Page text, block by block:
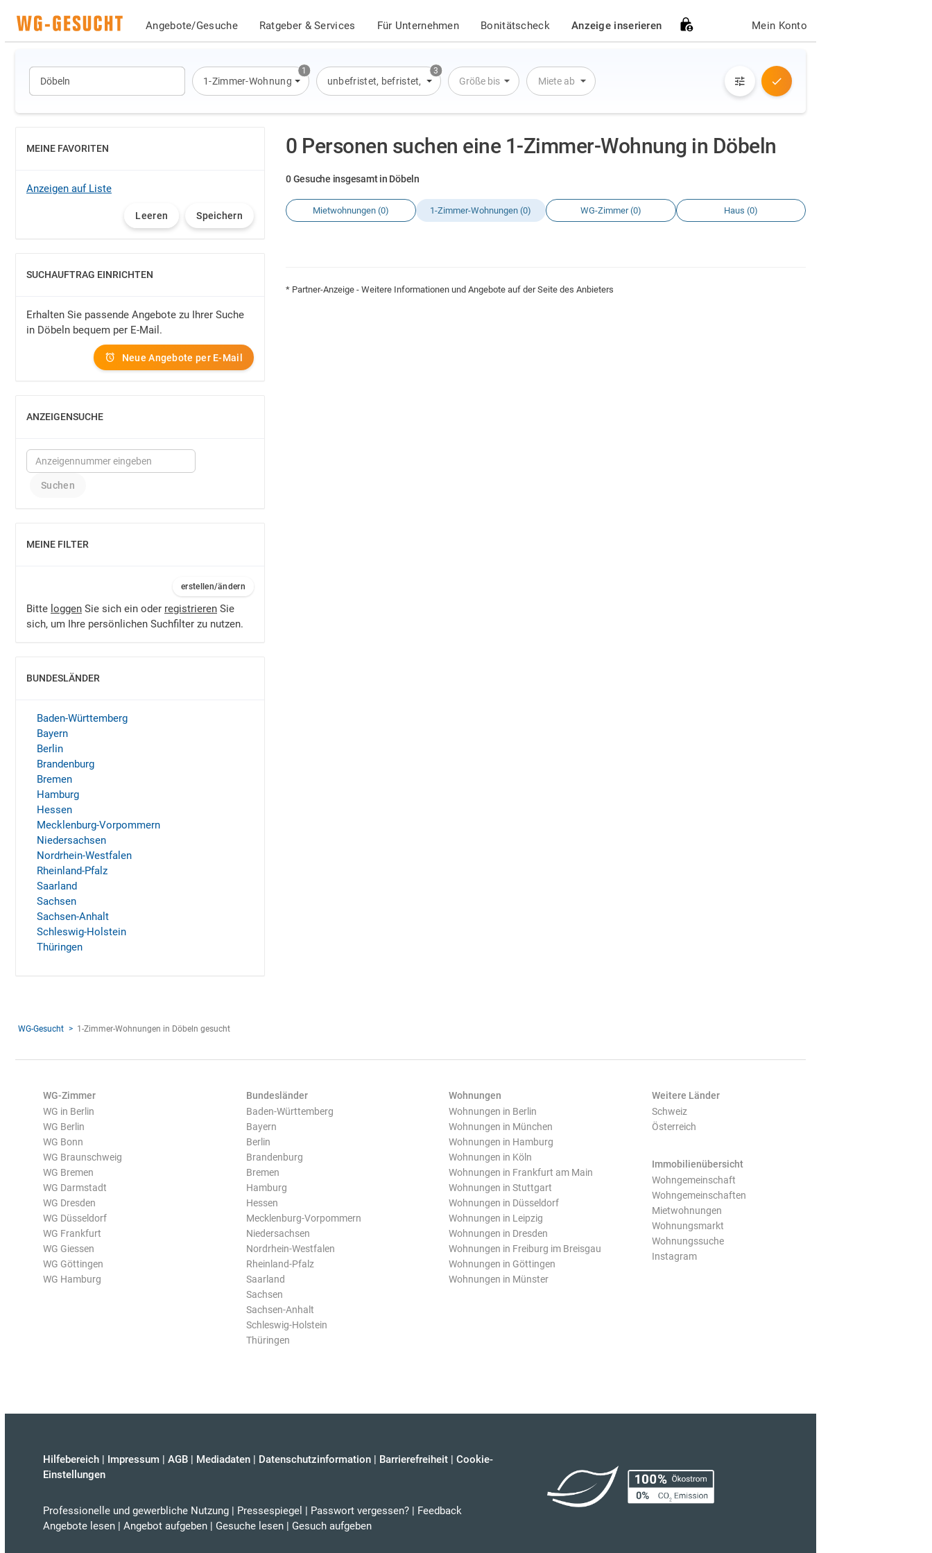
Angebote/Gesuche Ratgeber & Services Für Unternehmen Bonitätscheck Anzeige inserieren Mein Konto
1
1-Zimmer-Wohnung
3
unbefristet, befristet, Übernachtung
Größe bis Miete ab
0 Personen suchen eine 1-Zimmer-Wohnung in Döbeln
0 Gesuche insgesamt in Döbeln
Mietwohnungen (0) 1-Zimmer-Wohnungen (0) WG-Zimmer (0) Haus (0)
* Partner-Anzeige - Weitere Informationen und Angebote auf der Seite des Anbieters
MEINE FAVORITEN
EINBLENDEN
Anzeigen auf Liste
Leeren Speichern
SUCHAUFTRAG EINRICHTEN
EINBLENDEN
Erhalten Sie passende Angebote zu Ihrer Suche
in Döbeln bequem per E-Mail.
Neue Angebote per E-Mail
ANZEIGENSUCHE
EINBLENDEN
MEINE FILTER
EINBLENDEN
erstellen/ändern
Bitte loggen Sie sich ein oder registrieren Sie
sich, um Ihre persönlichen Suchfilter zu nutzen.
BUNDESLÄNDER
EINBLENDEN
Baden-Württemberg
Bayern
Berlin
Brandenburg
Bremen
Hamburg
Hessen
Mecklenburg-Vorpommern
Niedersachsen
Nordrhein-Westfalen
Rheinland-Pfalz
Saarland
Sachsen
Sachsen-Anhalt
Schleswig-Holstein
Thüringen
WG-Gesucht 1-Zimmer-Wohnungen in Döbeln gesucht
WG-Zimmer
WG in Berlin
WG Berlin
WG Bonn
WG Braunschweig
WG Bremen
WG Darmstadt
WG Dresden
WG Düsseldorf
WG Frankfurt
WG Giessen
WG Göttingen
WG Hamburg
Bundesländer
Baden-Württemberg
Bayern
Berlin
Brandenburg
Bremen
Hamburg
Hessen
Mecklenburg-Vorpommern
Niedersachsen
Nordrhein-Westfalen
Rheinland-Pfalz
Saarland
Sachsen
Sachsen-Anhalt
Schleswig-Holstein
Thüringen
Wohnungen
Wohnungen in Berlin
Wohnungen in München
Wohnungen in Hamburg
Wohnungen in Köln
Wohnungen in Frankfurt am Main
Wohnungen in Stuttgart
Wohnungen in Düsseldorf
Wohnungen in Leipzig
Wohnungen in Dresden
Wohnungen in Freiburg im Breisgau
Wohnungen in Göttingen
Wohnungen in Münster
Weitere Länder
Schweiz
Österreich
Immobilienübersicht
Wohngemeinschaft
Wohngemeinschaften
Mietwohnungen
Wohnungsmarkt
Wohnungssuche
Instagram
Hilfebereich | Impressum | AGB | Mediadaten | Datenschutzinformation | Barrierefreiheit | Cookie-
Einstellungen
Professionelle und gewerbliche Nutzung | Pressespiegel | Passwort vergessen? | Feedback
Angebote lesen | Angebot aufgeben | Gesuche lesen | Gesuch aufgeben